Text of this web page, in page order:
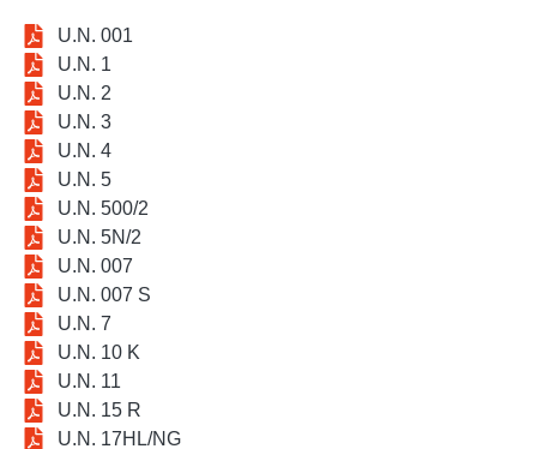
U.N. 001
U.N. 1
U.N. 2
U.N. 3
U.N. 4
U.N. 5
U.N. 500/2
U.N. 5N/2
U.N. 007
U.N. 007 S
U.N. 7
U.N. 10 K
U.N. 11
U.N. 15 R
U.N. 17HL/NG